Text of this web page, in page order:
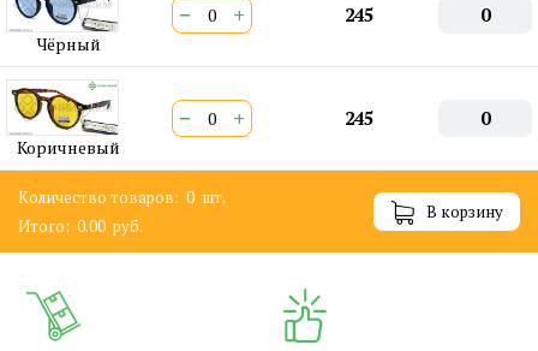
Чёрный
− + 245 0
Коричневый
− + 245 0
Количество товаров: 0 шт.
Итого: 0.00 руб.
В корзину